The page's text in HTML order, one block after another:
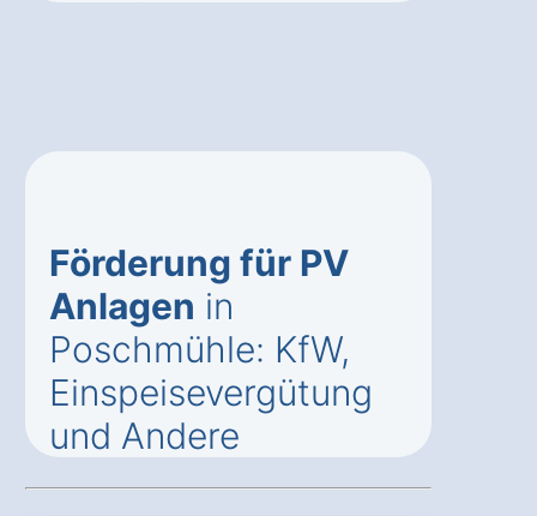
Förderung für PV
Anlagen in
Poschmühle: KfW,
Einspeisevergütung
und Andere